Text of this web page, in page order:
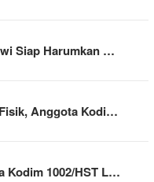
Siap Harumkan …
Anggota Kodi…
Kodim 1002/HST L…